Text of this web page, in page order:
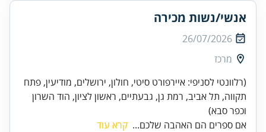
אנשי/נשות מכירה
26/07/2026
מרכז
(רלוונטי לסניפי: איירפורט סיטי, חולון, ירושלים, מודיעין, פתח
תקווה, תל אביב, רמת גן, גבעתיים, ראשון לציון, הוד השרון
וכפר סבא)
אם ספרים הם האהבה שלכם... קרא עוד